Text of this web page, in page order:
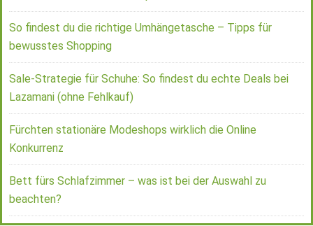
So findest du die richtige Umhängetasche – Tipps für
bewusstes Shopping
Sale-Strategie für Schuhe: So findest du echte Deals bei
Lazamani (ohne Fehlkauf)
Fürchten stationäre Modeshops wirklich die Online
Konkurrenz
Bett fürs Schlafzimmer – was ist bei der Auswahl zu
beachten?